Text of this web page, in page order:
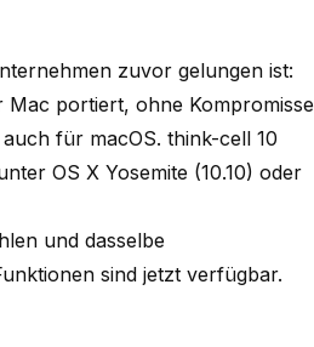
zuvor gelungen ist:
portiert, ohne Kompromisse
für macOS. think-cell 10
OS X Yosemite (10.10) oder
und dasselbe
sind jetzt verfügbar.